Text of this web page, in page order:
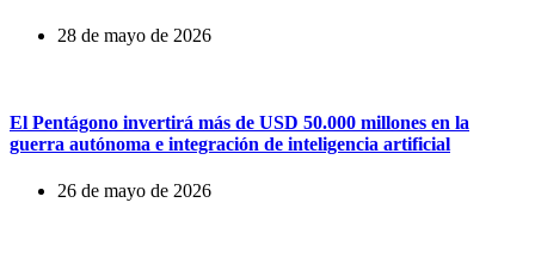
28 de mayo de 2026
El Pentágono invertirá más de USD 50.000 millones en la
guerra autónoma e integración de inteligencia artificial
26 de mayo de 2026